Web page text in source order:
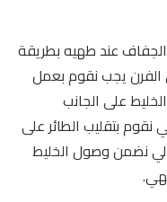
عند طهيه بطريقة
الفرن يجب نقوم بعمل
على الجانب
بتقليب الطائر على
نضمن وصول الخليط